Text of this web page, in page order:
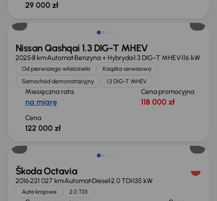
29 000 zł
Nissan Qashqai 1.3 DIG-T MHEV
20258 kmAutomatBenzyna + Hybryda1.3 DIG-T MHEV116 kW
Od pierwszego właściciela
Książka serwisowa
Samochód demonstracyjny
1.3 DIG-T MHEV
Miesięczna rata
na miarę
Cena promocyjna
118 000 zł
Cena
122 000 zł
Škoda Octavia
2016221 027 kmAutomatDiesel2.0 TDI135 kW
Auta krajowe 2.0 TDI